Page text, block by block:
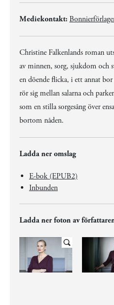
Mediekontakt:
Christine Falkenlands roman
av minnen, sorg, sjukdom och
en döende flicka, i ett annat
rör sig mellan salarna och
som en stilla sorgesång över
bortom nåden.
Ladda ner omslag
E-bok (EPUB2)
Inbunden
Ladda ner foton av